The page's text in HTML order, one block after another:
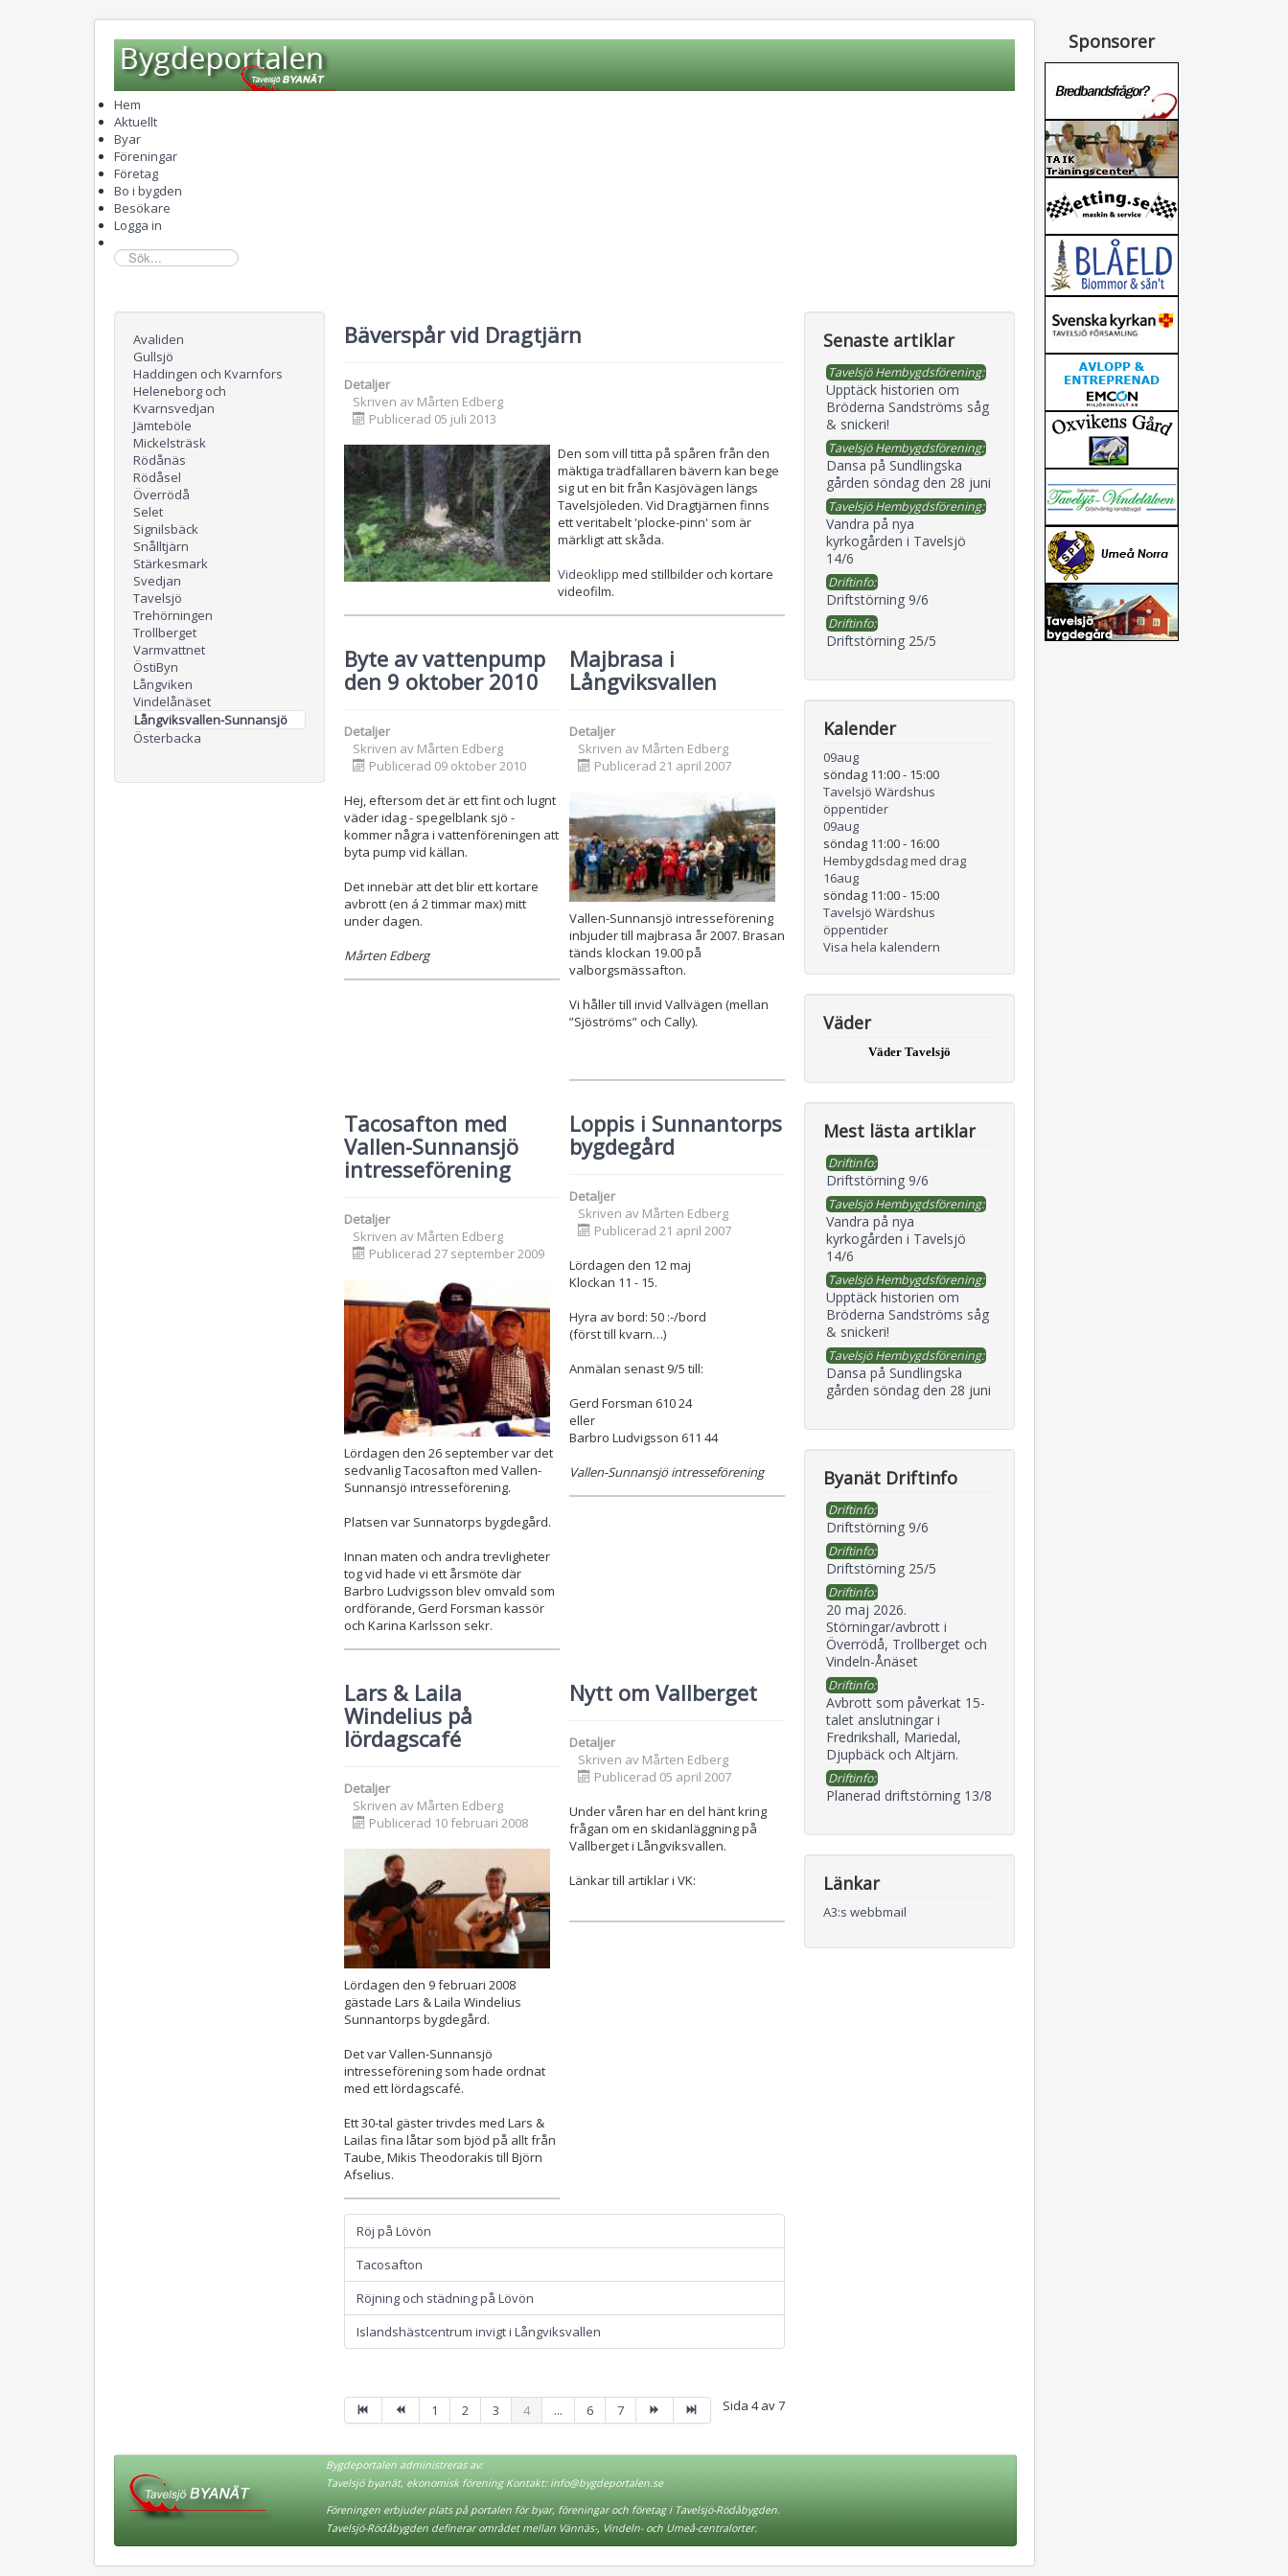
Hem
Aktuellt
Byar
Föreningar
Företag
Bo i bygden
Besökare
Logga in
sök...
Avaliden
Gullsjö
Haddingen och Kvarnfors
Heleneborg och
Kvarnsvedjan
Jämteböle
Mickelsträsk
Rödånäs
Rödåsel
Överrödå
Selet
Signilsbäck
Snålltjärn
Stärkesmark
Svedjan
Tavelsjö
Trehörningen
Trollberget
Varmvattnet
ÖstiByn
Långviken
Vindelånäset
Långviksvallen-Sunnansjö
Österbacka
Bäverspår vid Dragtjärn
Detaljer
Skriven av Mårten Edberg
Publicerad 05 juli 2013
Den som vill titta på spåren från den
mäktiga trädfällaren bävern kan bege
sig ut en bit från Kasjövägen längs
Tavelsjöleden. Vid Dragtjärnen finns
ett veritabelt 'plocke-pinn' som är
märkligt att skåda.
Videoklipp med stillbilder och kortare
videofilm.
Byte av vattenpump
den 9 oktober 2010
Detaljer
Skriven av Mårten Edberg
Publicerad 09 oktober 2010
Hej, eftersom det är ett fint och lugnt
väder idag - spegelblank sjö -
kommer några i vattenföreningen att
byta pump vid källan.
Det innebär att det blir ett kortare
avbrott (en á 2 timmar max) mitt
under dagen.
Mårten Edberg
Majbrasa i
Långviksvallen
Detaljer
Skriven av Mårten Edberg
Publicerad 21 april 2007
Vallen-Sunnansjö intresseförening
inbjuder till majbrasa år 2007. Brasan
tänds klockan 19.00 på
valborgsmässafton.
Vi håller till invid Vallvägen (mellan
”Sjöströms” och Cally).
Tacosafton med
Vallen-Sunnansjö
intresseförening
Detaljer
Skriven av Mårten Edberg
Publicerad 27 september 2009
Lördagen den 26 september var det
sedvanlig Tacosafton med Vallen-
Sunnansjö intresseförening.
Platsen var Sunnatorps bygdegård.
Innan maten och andra trevligheter
tog vid hade vi ett årsmöte där
Barbro Ludvigsson blev omvald som
ordförande, Gerd Forsman kassör
och Karina Karlsson sekr.
Loppis i Sunnantorps
bygdegård
Detaljer
Skriven av Mårten Edberg
Publicerad 21 april 2007
Lördagen den 12 maj
Klockan 11 - 15.
Hyra av bord: 50 :-/bord
(först till kvarn…)
Anmälan senast 9/5 till:
Gerd Forsman 610 24
eller
Barbro Ludvigsson 611 44
Vallen-Sunnansjö intresseförening
Lars & Laila
Windelius på
lördagscafé
Detaljer
Skriven av Mårten Edberg
Publicerad 10 februari 2008
Lördagen den 9 februari 2008
gästade Lars & Laila Windelius
Sunnantorps bygdegård.
Det var Vallen-Sunnansjö
intresseförening som hade ordnat
med ett lördagscafé.
Ett 30-tal gäster trivdes med Lars &
Lailas fina låtar som bjöd på allt från
Taube, Mikis Theodorakis till Björn
Afselius.
Nytt om Vallberget
Detaljer
Skriven av Mårten Edberg
Publicerad 05 april 2007
Under våren har en del hänt kring
frågan om en skidanläggning på
Vallberget i Långviksvallen.
Länkar till artiklar i VK:
Röj på Lövön
Tacosafton
Röjning och städning på Lövön
Islandshästcentrum invigt i Långviksvallen
Sida 4 av 7
1 2 3 4 ... 6 7
Senaste artiklar
Tavelsjö Hembygdsförening:
Upptäck historien om
Bröderna Sandströms såg
& snickeri!
Tavelsjö Hembygdsförening:
Dansa på Sundlingska
gården söndag den 28 juni
Tavelsjö Hembygdsförening:
Vandra på nya
kyrkogården i Tavelsjö
14/6
Driftinfo:
Driftstörning 9/6
Driftinfo:
Driftstörning 25/5
Kalender
09aug
söndag 11:00- 15:00
Tavelsjö Wärdshus
öppentider
09aug
söndag 11:00- 16:00
Hembygdsdag med drag
16aug
söndag 11:00- 15:00
Tavelsjö Wärdshus
öppentider
Visa hela kalendern
Väder
Väder Tavelsjö
Mest lästa artiklar
Driftinfo:
Driftstörning 9/6
Tavelsjö Hembygdsförening:
Vandra på nya
kyrkogården i Tavelsjö
14/6
Tavelsjö Hembygdsförening:
Upptäck historien om
Bröderna Sandströms såg
& snickeri!
Tavelsjö Hembygdsförening:
Dansa på Sundlingska
gården söndag den 28 juni
Byanät Driftinfo
Driftinfo:
Driftstörning 9/6
Driftinfo:
Driftstörning 25/5
Driftinfo:
20 maj 2026.
Störningar/avbrott i
Överrödå, Trollberget och
Vindeln-Ånäset
Driftinfo:
Avbrott som påverkat 15-
talet anslutningar i
Fredrikshall, Mariedal,
Djupbäck och Altjärn.
Driftinfo:
Planerad driftstörning 13/8
Länkar
A3:s webbmail
Bygdeportalen administreras av:
Tavelsjö byanät, ekonomisk förening Kontakt: info@bygdeportalen.se
Föreningen erbjuder plats på portalen för byar, föreningar och företag i Tavelsjö-Rödåbygden.
Tavelsjö-Rödåbygden definerar området mellan Vännäs-, Vindeln- och Umeå-centralorter.
Sponsorer